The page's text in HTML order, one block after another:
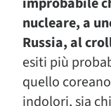
nucleare, a
Russia, al
esiti più
quello
indolori, sia